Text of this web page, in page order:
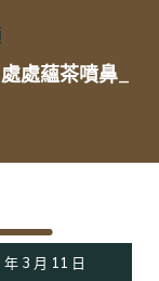
處蘊茶噴鼻_
3 月 11 日